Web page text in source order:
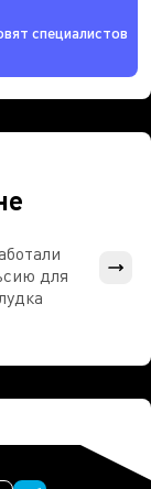
специалистов
для